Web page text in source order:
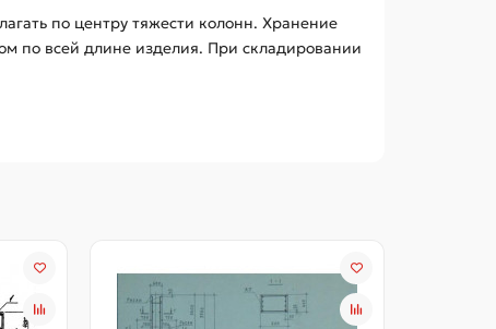
по центру тяжести колонн. Хранение
по всей длине изделия. При складировании